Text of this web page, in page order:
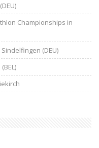
Championships in
(DEU)